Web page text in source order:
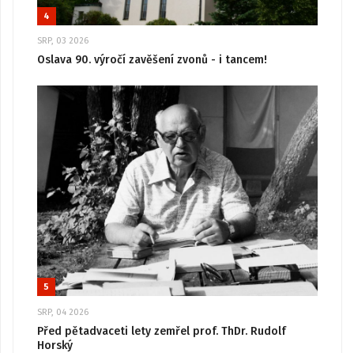
4
SRP, 03 2026
Oslava 90. výročí zavěšení zvonů - i tancem!
5
SRP, 04 2026
Před pětadvaceti lety zemřel prof. ThDr. Rudolf
Horský